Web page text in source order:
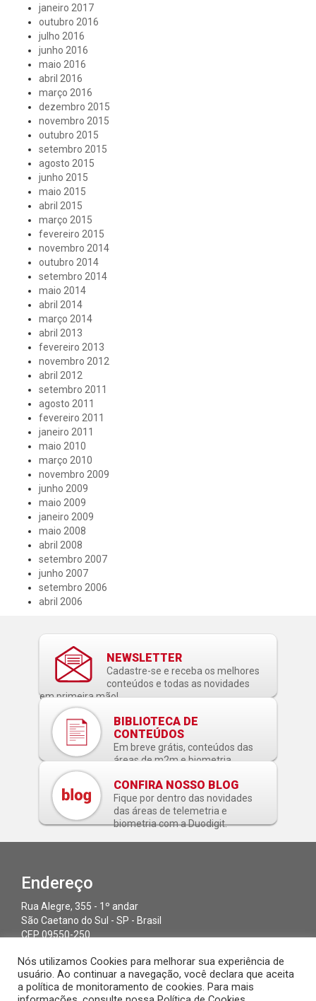
janeiro 2017
outubro 2016
julho 2016
junho 2016
maio 2016
abril 2016
março 2016
dezembro 2015
novembro 2015
outubro 2015
setembro 2015
agosto 2015
junho 2015
maio 2015
abril 2015
março 2015
fevereiro 2015
novembro 2014
outubro 2014
setembro 2014
maio 2014
abril 2014
março 2014
abril 2013
fevereiro 2013
novembro 2012
abril 2012
setembro 2011
agosto 2011
fevereiro 2011
janeiro 2011
maio 2010
março 2010
novembro 2009
junho 2009
maio 2009
janeiro 2009
maio 2008
abril 2008
setembro 2007
junho 2007
setembro 2006
abril 2006
NEWSLETTER
Cadastre-se e receba os melhores
conteúdos e todas as novidades
em primeira mão!
BIBLIOTECA DE
CONTEÚDOS
Em breve grátis, conteúdos das
áreas de m2m e biometria.
CONFIRA NOSSO BLOG
Fique por dentro das novidades
das áreas de telemetria e
biometria com a Duodigit.
Endereço
Rua Alegre, 355 - 1º andar
São Caetano do Sul - SP - Brasil
CEP 09550-250
Contato
Redes
Nós utilizamos Cookies para melhorar sua experiência de
usuário. Ao continuar a navegação, você declara que aceita
a política de monitoramento de cookies. Para mais